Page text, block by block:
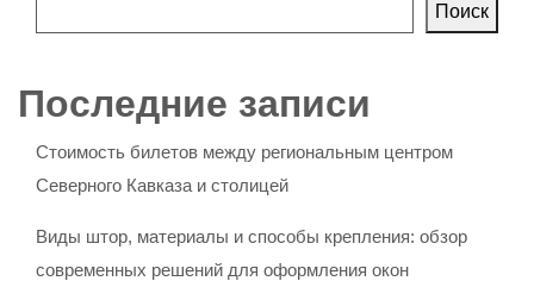
Поиск
Последние записи
Стоимость билетов между региональным центром
Северного Кавказа и столицей
Виды штор, материалы и способы крепления: обзор
современных решений для оформления окон